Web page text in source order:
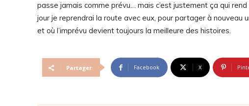
passe jamais comme prévu… mais c’est justement ça qui
jour je reprendrai la route avec eux, pour partager à
et où l’imprévu devient toujours la meilleure des histoires.
Partager Facebook X